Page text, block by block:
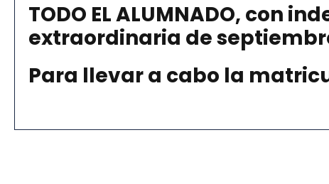
TODO EL ALUMNADO, con
extraordinaria de
Para llevar a cabo la